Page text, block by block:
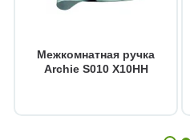
Межкомнатная ручка
Archie S010 X10HH